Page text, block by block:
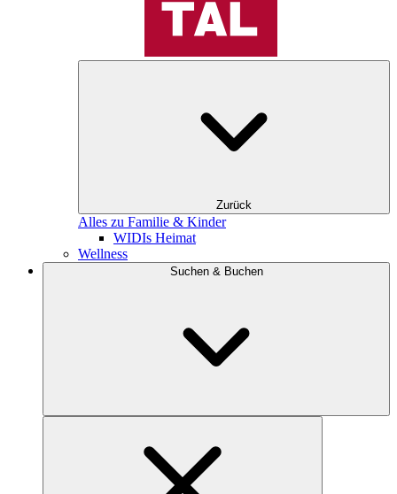
Zurück
Alles zu Familie & Kinder
WIDIs Heimat
Wellness
Suchen & Buchen